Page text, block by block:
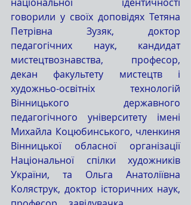
говорили у своїх доповідях Тетяна
Петрівна Зузяк, доктор
педагогічних наук, кандидат
мистецтвознавства, професор,
декан факультету мистецтв і
художньо-освітніх технологій
Вінницького державного
педагогічного університету імені
Михайла Коцюбинського, членкиня
Вінницької обласної організації
Національної спілки художників
України, та Ольга Анатоліївна
Коляструк, доктор історичних наук,